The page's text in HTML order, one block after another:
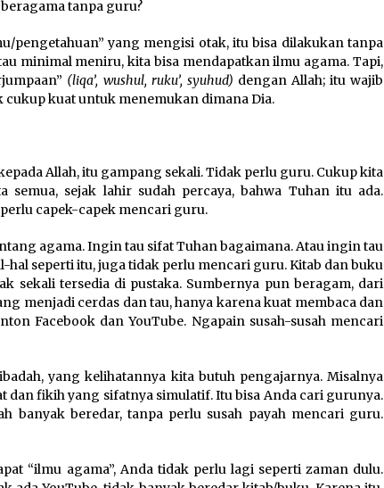
tanpa guru?
pengetahuan” yang mengisi otak, itu bisa dilakukan tanpa
minimal meniru, kita bisa mendapatkan ilmu agama. Tapi,
(liqa’, wushul, ruku’, syuhud) dengan Allah; itu wajib
cukup kuat untuk menemukan dimana Dia.
Allah, itu gampang sekali. Tidak perlu guru. Cukup kita
sejak lahir sudah percaya, bahwa Tuhan itu ada.
capek-capek mencari guru.
agama. Ingin tau sifat Tuhan bagaimana. Atau ingin tau
hal seperti itu, juga tidak perlu mencari guru. Kitab dan buku
sekali tersedia di pustaka. Sumbernya pun beragam, dari
menjadi cerdas dan tau, hanya karena kuat membaca dan
Facebook dan YouTube. Ngapain susah-susah mencari
yang kelihatannya kita butuh pengajarnya. Misalnya
dan fikih yang sifatnya simulatif. Itu bisa Anda cari gurunya.
banyak beredar, tanpa perlu susah payah mencari guru.
“ilmu agama”, Anda tidak perlu lagi seperti zaman dulu.